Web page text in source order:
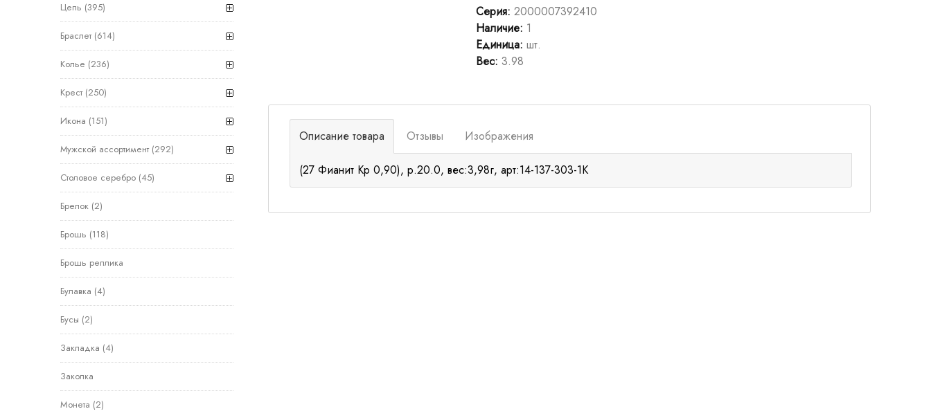
Серия: 2000007392410
Наличие: 1
Единица: шт.
Вес: 3.98
Описание товара
(27 Фианит Кр 0,90), р.20.0, вес:3,98г, арт:14-137-303-1К
Отзывы Изображения
Цепь (395)
Браслет (614)
Колье (236)
Крест (250)
Икона (151)
Мужской ассортимент (292)
Столовое серебро (45)
Брелок (2)
Брошь (118)
Брошь реплика
Булавка (4)
Бусы (2)
Закладка (4)
Заколка
Монета (2)